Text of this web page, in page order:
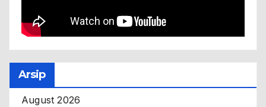
Arsip
August 2026